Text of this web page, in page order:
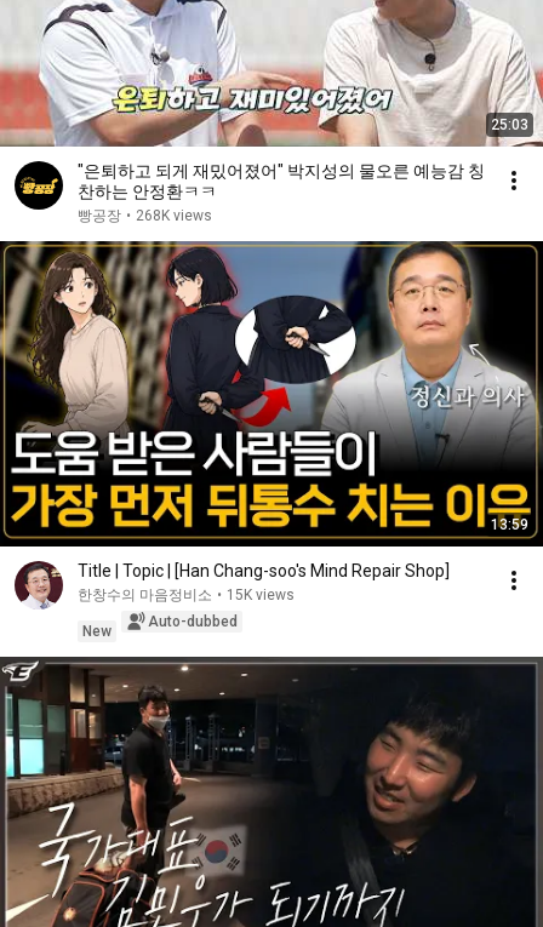
25:03
"은퇴하고 되게 재밌어졌어" 박지성의 물오른 예능감 칭
찬하는 안정환ㅋㅋ
빵공장 • 268K views
13:59
Title | Topic | [Han Chang-soo's Mind Repair Shop]
한창수의 마음정비소 • 15K views
New
Auto-dubbed